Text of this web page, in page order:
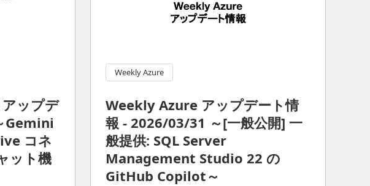
ップデ
Gemini
コネ
ット機
Weekly Azure
Weekly Azure アップデート情
報 - 2026/03/31 ～[一般公開] 一
般提供: SQL Server
Management Studio 22 の
GitHub Copilot～